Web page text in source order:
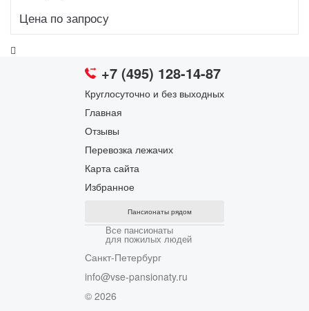
Цена по запросу
+7 (495) 128-14-87
Круглосуточно и без выходных
Главная
Отзывы
Перевозка лежачих
Карта сайта
Избранное
Пансионаты рядом
Все пансионаты
для пожилых людей
Санкт-Петербург
info@vse-pansionaty.ru
© 2026